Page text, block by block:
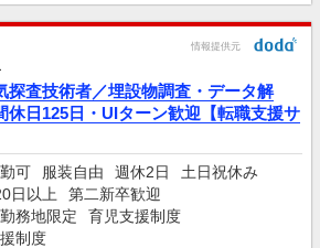
情報提供元
探査技術者／埋設物調査・データ解
休日125日・UIターン歓迎【転職支援サ
可 服装自由 週休2日
土日祝休み
日以上
第二新卒歓迎
務地限定
育児支援制度
制度